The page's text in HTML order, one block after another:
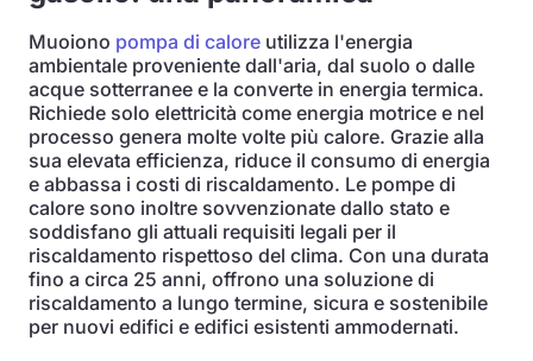
Muoiono pompa di calore utilizza l'energia
ambientale proveniente dall'aria, dal suolo o dalle
acque sotterranee e la converte in energia termica.
Richiede solo elettricità come energia motrice e nel
processo genera molte volte più calore. Grazie alla
sua elevata efficienza, riduce il consumo di energia
e abbassa i costi di riscaldamento. Le pompe di
calore sono inoltre sovvenzionate dallo stato e
soddisfano gli attuali requisiti legali per il
riscaldamento rispettoso del clima. Con una durata
fino a circa 25 anni, offrono una soluzione di
riscaldamento a lungo termine, sicura e sostenibile
per nuovi edifici e edifici esistenti ammodernati.